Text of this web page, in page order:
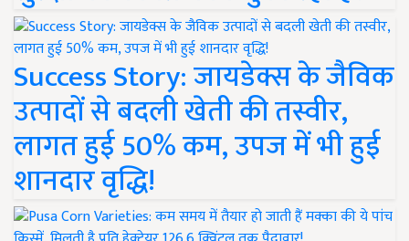
Success Story: जायडेक्स के जैविक
उत्पादों से बदली खेती की तस्वीर,
लागत हुई 50% कम, उपज में भी हुई
शानदार वृद्धि!